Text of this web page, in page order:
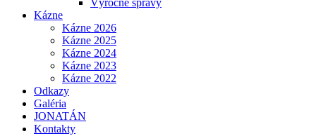
Výročné správy
Kázne
Kázne 2026
Kázne 2025
Kázne 2024
Kázne 2023
Kázne 2022
Odkazy
Galéria
JONATÁN
Kontakty